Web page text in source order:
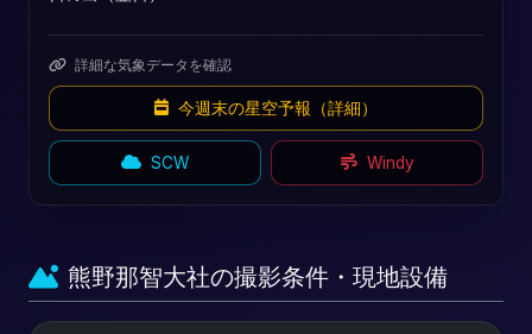
詳細な気象データを確認
今週末の星空予報（詳細）
SCW Windy
熊野那智大社の撮影条件・現地設備